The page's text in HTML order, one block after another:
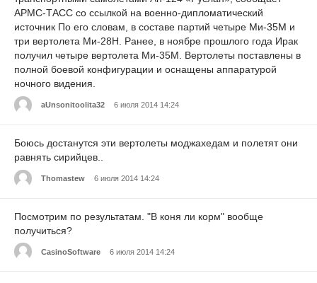
АРМС-ТАСС со ссылкой на военно-дипломатический
источник По его словам, в составе партий четыре Ми-35М и
три вертолета Ми-28Н. Ранее, в ноябре прошлого года Ирак
получил четыре вертолета Ми-35М. Вертолеты поставлены в
полной боевой конфигурации и оснащены аппаратурой
ночного видения.
aUnsonitoolita32 6 июля 2014 14:24
Боюсь достанутся эти вертолеты моджахедам и полетят они
равнять сирийцев..
Thomastew 6 июля 2014 14:24
Посмотрим по результатам. "В коня ли корм" вообще
получиться?
CasinoSoftware 6 июля 2014 14:24